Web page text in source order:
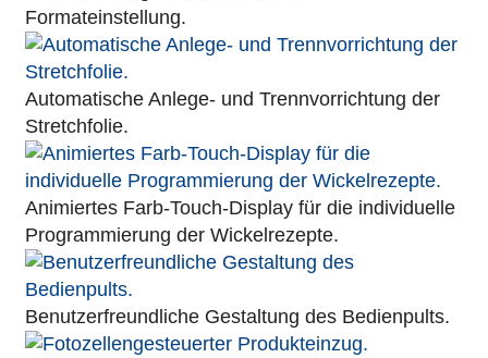
Formateinstellung.
Automatische Anlege- und Trennvorrichtung der
Stretchfolie.
Animiertes Farb-Touch-Display für die individuelle
Programmierung der Wickelrezepte.
Benutzerfreundliche Gestaltung des Bedienpults.